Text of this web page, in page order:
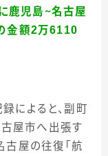
鹿児島～名古屋
金額2万6110
によると、副町
古屋市へ出張す
古屋の往復「航